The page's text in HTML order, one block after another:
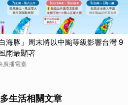
白海豚」周末將以中颱等級影響台灣 9
雨最顯著
廣播電臺
生活相關文章